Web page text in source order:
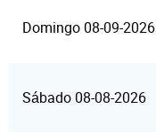
Domingo 08-09-2026
Sábado 08-08-2026